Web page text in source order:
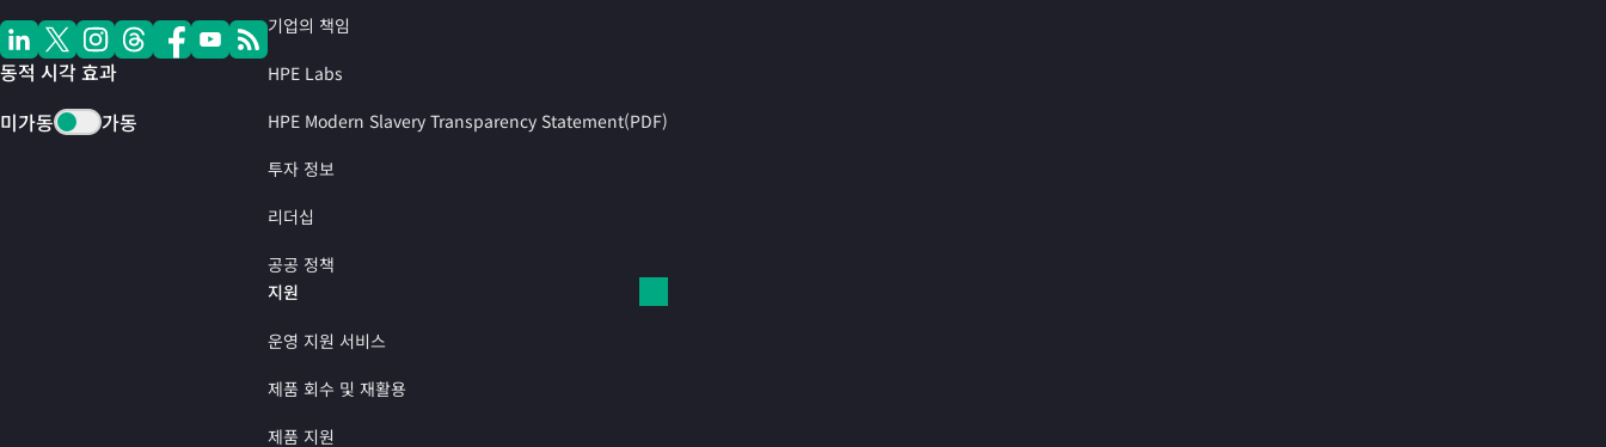
동적 시각 효과
미가동
가동
기업의 책임
HPE Labs
HPE Modern Slavery Transparency Statement(PDF)
투자 정보
리더십
공공 정책
지원
운영 지원 서비스
제품 회수 및 재활용
제품 지원